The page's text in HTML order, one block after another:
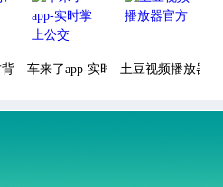
单词车来了app-实时掌上公交土豆视频播放器